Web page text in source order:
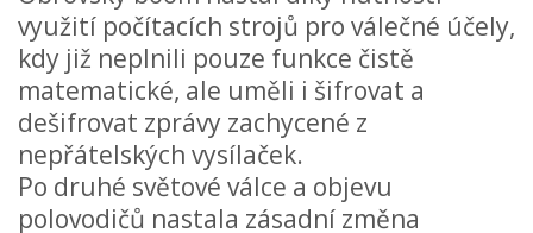
využití počítacích strojů pro válečné účely,
kdy již neplnili pouze funkce čistě
matematické, ale uměli i šifrovat a
dešifrovat zprávy zachycené z
nepřátelských vysílaček.
Po druhé světové válce a objevu
polovodičů nastala zásadní změna